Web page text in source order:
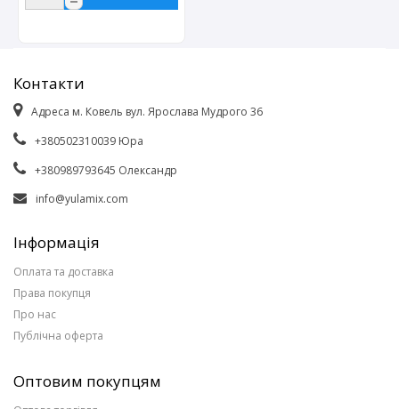
Контакти
Адреса м. Ковель вул. Ярослава Мудрого 36
+380502310039 Юра
+380989793645 Олександр
info@yulamix.com
Інформація
Оплата та доставка
Права покупця
Про нас
Публічна оферта
Оптовим покупцям